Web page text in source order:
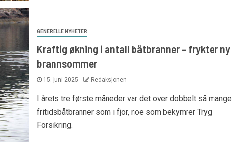
GENERELLE NYHETER
Kraftig økning i antall båtbranner – frykter ny
brannsommer
15. juni 2025 Redaksjonen
I årets tre første måneder var det over dobbelt så mange
fritidsbåtbranner som i fjor, noe som bekymrer Tryg
Forsikring.